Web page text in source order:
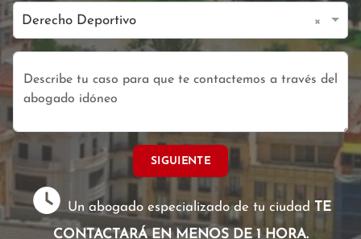
Derecho Deportivo ×
SIGUIENTE
Un abogado especializado de tu ciudad TE
CONTACTARÁ EN MENOS DE 1 HORA.